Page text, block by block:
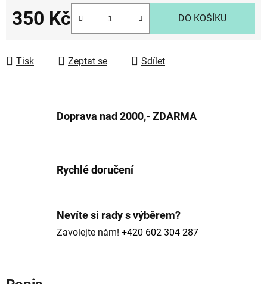
350 Kč DO KOŠÍKU
Tisk Zeptat se Sdílet
Doprava nad 2000,- ZDARMA
Rychlé doručení
Nevíte si rady s výběrem?
Zavolejte nám! +420 602 304 287